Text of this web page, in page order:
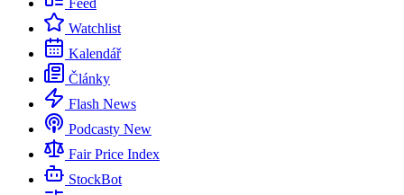
Feed
Watchlist
Kalendář
Články
Flash News
Podcasty New
Fair Price Index
StockBot